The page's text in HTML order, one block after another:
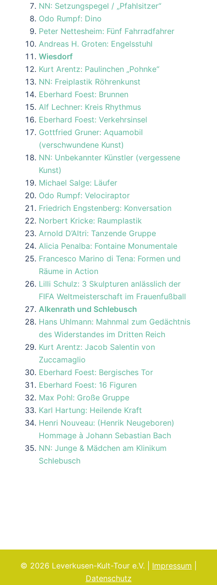
NN: Setzungspegel / „Pfahlsitzer“
Odo Rumpf: Dino
Peter Nettesheim: Fünf Fahrradfahrer
Andreas H. Groten: Engelsstuhl
Wiesdorf
Kurt Arentz: Paulinchen „Pohnke“
NN: Freiplastik Röhrenkunst
Eberhard Foest: Brunnen
Alf Lechner: Kreis Rhythmus
Eberhard Foest: Verkehrsinsel
Gottfried Gruner: Aquamobil
(verschwundene Kunst)
NN: Unbekannter Künstler (vergessene
Kunst)
Michael Salge: Läufer
Odo Rumpf: Velociraptor
Friedrich Engstenberg: Konversation
Norbert Kricke: Raumplastik
Arnold D’Altri: Tanzende Gruppe
Alicia Penalba: Fontaine Monumentale
Francesco Marino di Tena: Formen und
Räume in Action
Lilli Schulz: 3 Skulpturen anlässlich der
FIFA Weltmeisterschaft im Frauenfußball
Alkenrath und Schlebusch
Hans Uhlmann: Mahnmal zum Gedächtnis
des Widerstandes im Dritten Reich
Kurt Arentz: Jacob Salentin von
Zuccamaglio
Eberhard Foest: Bergisches Tor
Eberhard Foest: 16 Figuren
Max Pohl: Große Gruppe
Karl Hartung: Heilende Kraft
Henri Nouveau: (Henrik Neugeboren)
Hommage à Johann Sebastian Bach
NN: Junge & Mädchen am Klinikum
Schlebusch
© 2026 Leverkusen-Kult-Tour e.V. | Impressum
Datenschutz